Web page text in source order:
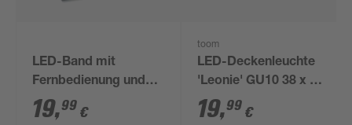
LED-Band mit
Fernbedienung und
Farbwechsler 5 m
19,99 €
toom
LED-Deckenleuchte
'Leonie' GU10 38 x 7 x
12 cm
19,99 €